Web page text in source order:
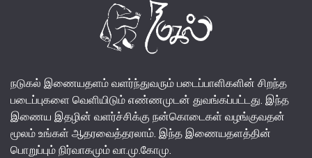
நடுகல் இணையதளம் வளர்ந்துவரும் படைப்பாளிகளின் சிறந்த
படைப்புகளை வெளியிடும் எண்ணமுடன் துவங்கப்பட்டது. இந்த
இணைய இதழின் வளர்ச்சிக்கு நன்கொடைகள் வழங்குவதன்
மூலம் உங்கள் ஆதரவைத்தரலாம். இந்த இணையதளத்தின்
பொறுப்பும் நிர்வாகமும் வா.மு.கோமு.